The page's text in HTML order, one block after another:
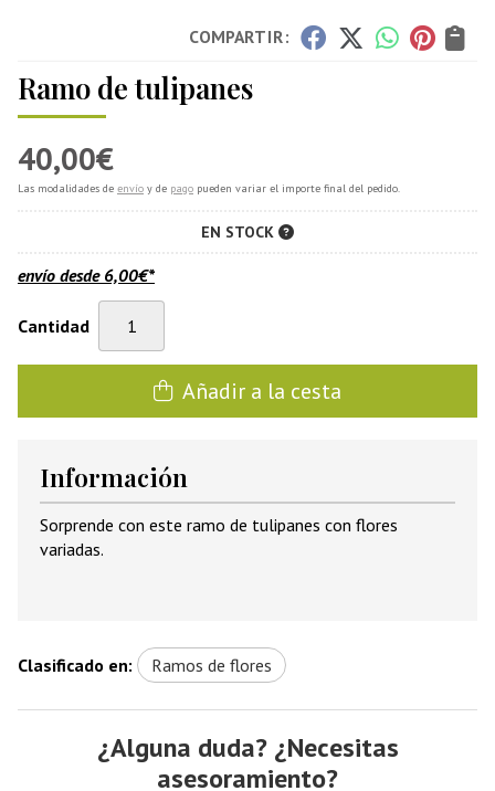
COMPARTIR:
Ramo de tulipanes
40,00€
Las modalidades de envío y de pago pueden variar el importe final del pedido.
EN STOCK
envío desde 6,00€*
Cantidad
Añadir a la cesta
Información
Sorprende con este ramo de tulipanes con flores
variadas.
Clasificado en: Ramos de flores
¿Alguna duda? ¿Necesitas
asesoramiento?